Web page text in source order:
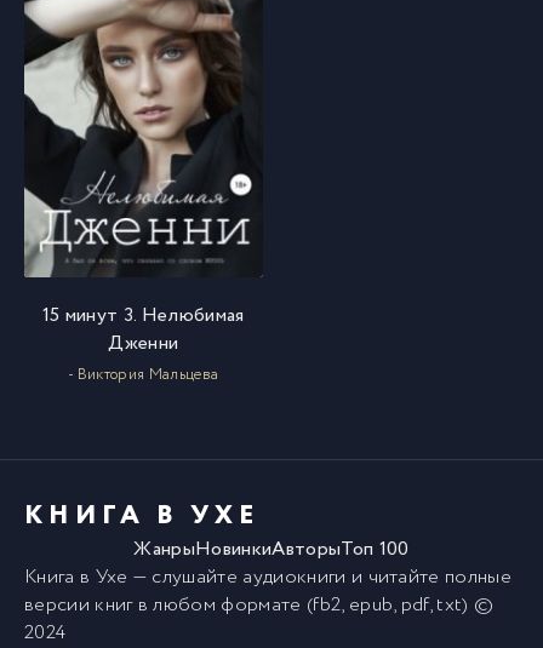
15 минут 3. Нелюбимая
Дженни
- Виктория Мальцева
КНИГА В УХЕ
ЖанрыНовинкиАвторыТоп 100
Книга в Ухе — слушайте аудиокниги и читайте полные
версии книгв любом формате (fb2, epub, pdf, txt) ©
2024